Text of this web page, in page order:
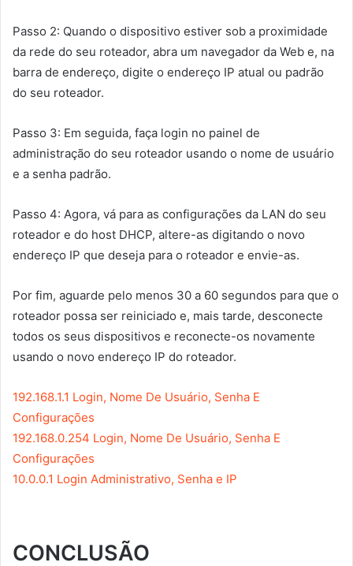
Passo 2: Quando o dispositivo estiver sob a proximidade
da rede do seu roteador, abra um navegador da Web e, na
barra de endereço, digite o endereço IP atual ou padrão
do seu roteador.
Passo 3: Em seguida, faça login no painel de
administração do seu roteador usando o nome de usuário
e a senha padrão.
Passo 4: Agora, vá para as configurações da LAN do seu
roteador e do host DHCP, altere-as digitando o novo
endereço IP que deseja para o roteador e envie-as.
Por fim, aguarde pelo menos 30 a 60 segundos para que o
roteador possa ser reiniciado e, mais tarde, desconecte
todos os seus dispositivos e reconecte-os novamente
usando o novo endereço IP do roteador.
192.168.1.1 Login, Nome De Usuário, Senha E
Configurações
192.168.0.254 Login, Nome De Usuário, Senha E
Configurações
10.0.0.1 Login Administrativo, Senha e IP
CONCLUSÃO